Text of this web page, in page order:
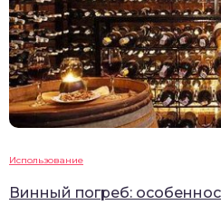
Использование
Винный погреб: